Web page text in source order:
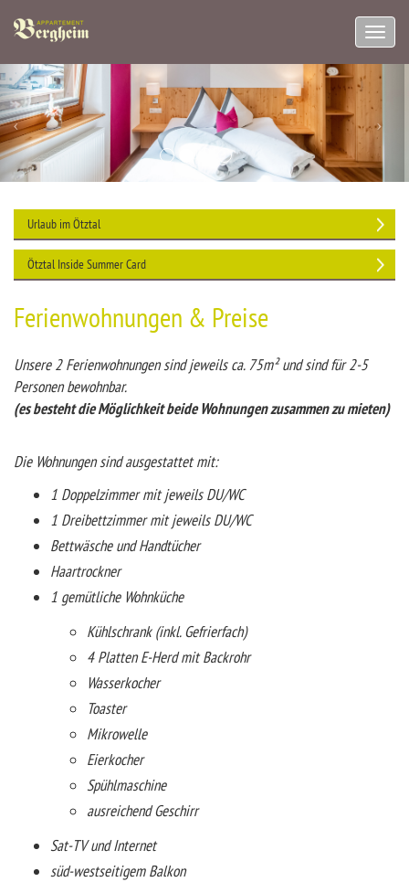
Urlaub im Ötztal
Ötztal Inside Summer Card
Ferienwohnungen & Preise
Unsere 2 Ferienwohnungen sind jeweils ca. 75m² und sind für 2-5
Personen bewohnbar.
(es besteht die Möglichkeit beide Wohnungen zusammen zu mieten)
Die Wohnungen sind ausgestattet mit:
1 Doppelzimmer mit jeweils DU/WC
1 Dreibettzimmer mit jeweils DU/WC
Bettwäsche und Handtücher
Haartrockner
1 gemütliche Wohnküche
Kühlschrank (inkl. Gefrierfach)
4 Platten E-Herd mit Backrohr
Wasserkocher
Toaster
Mikrowelle
Eierkocher
Spühlmaschine
ausreichend Geschirr
Sat-TV und Internet
süd-westseitigem Balkon